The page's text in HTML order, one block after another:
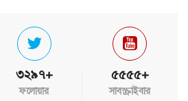
৩২৯৭+
ফলোয়ার
৫৫৫৫+
সাবস্ক্রাইবার